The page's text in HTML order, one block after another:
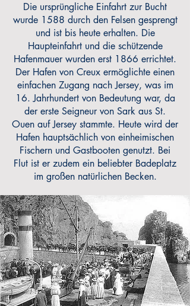
Die ursprüngliche Einfahrt zur Bucht
wurde 1588 durch den Felsen gesprengt
und ist bis heute erhalten. Die
Haupteinfahrt und die schützende
Hafenmauer wurden erst 1866 errichtet.
Der Hafen von Creux ermöglichte einen
einfachen Zugang nach Jersey, was im
16. Jahrhundert von Bedeutung war, da
der erste Seigneur von Sark aus St.
Ouen auf Jersey stammte. Heute wird der
Hafen hauptsächlich von einheimischen
Fischern und Gastbooten genutzt. Bei
Flut ist er zudem ein beliebter Badeplatz
im großen natürlichen Becken.